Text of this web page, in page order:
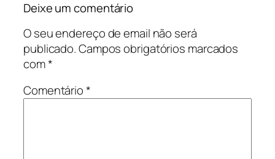
Deixe um comentário
O seu endereço de email não será
publicado.Campos obrigatórios marcados
com*
Comentário*